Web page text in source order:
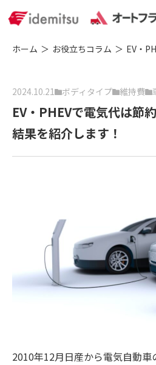
ホーム お役立ちコラム EV・
2024.10.21 ボディタイプ 維持費
EV・PHEVで電気代は節
結果を紹介します！
2010年12月日産から電気自動